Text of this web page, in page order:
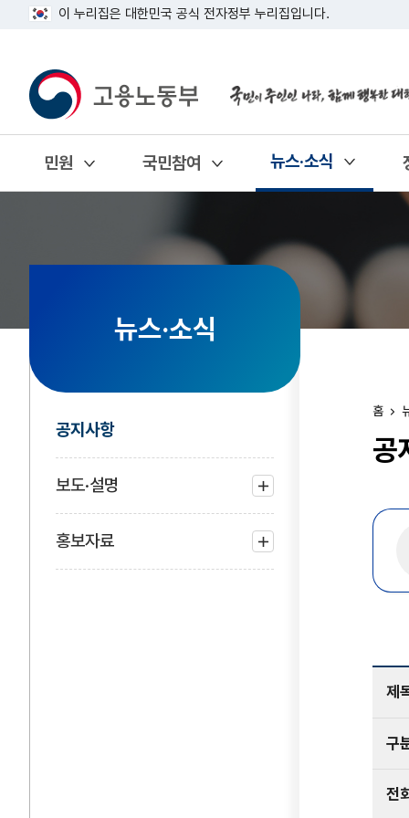
이 누리집은 대한민국 공식 전자정부 누리집입니다.
민원
열기
국민참여
열기
뉴스·소식
열기
뉴스·소식
공지사항
보도·설명
하위
메뉴
열기
홍보자료
하위
공
홈
제
구
전